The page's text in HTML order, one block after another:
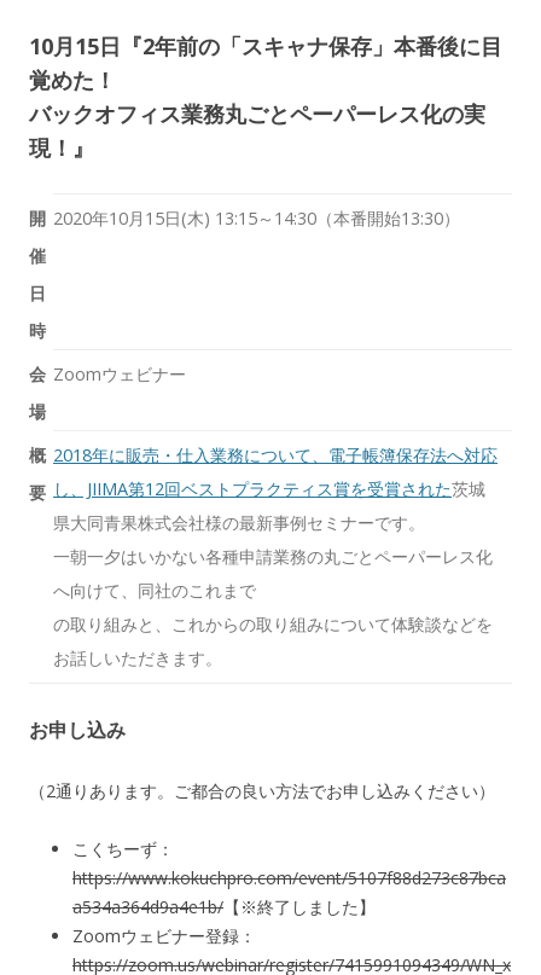
10月15日『2年前の「スキャナ保存」本番後に目
覚めた！
バックオフィス業務丸ごとペーパーレス化の実
現！』
開
催
日
時
2020年10月15日(木) 13:15～14:30（本番開始13:30）
会
場
Zoomウェビナー
概
要
2018年に販売・仕入業務について、電子帳簿保存法へ対応
し、JIIMA第12回ベストプラクティス賞を受賞された茨城
県大同青果株式会社様の最新事例セミナーです。
一朝一夕はいかない各種申請業務の丸ごとペーパーレス化
へ向けて、同社のこれまで
の取り組みと、これからの取り組みについて体験談などを
お話しいただきます。
お申し込み
（2通りあります。ご都合の良い方法でお申し込みください）
こくちーず：
https://www.kokuchpro.com/event/5107f88d273c87bca
a534a364d9a4e1b/ 【※終了しました】
Zoomウェビナー登録：
https://zoom.us/webinar/register/7415991094349/WN_x